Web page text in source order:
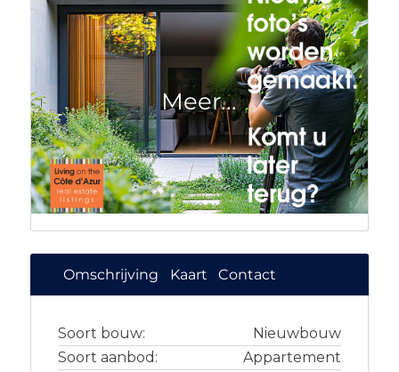
Omschrijving Kaart Contact
Soort bouw:
Nieuwbouw
Soort aanbod:
Appartement